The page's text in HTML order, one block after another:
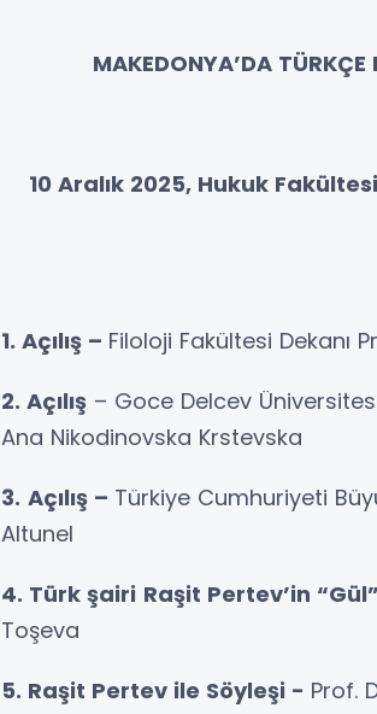
MAKEDONYA’DA
10 Aralık 2025, Hukuk
1. Açılış – Filoloji Fakültesi Dekanı
2. Açılış – Goce Delcev
Ana Nikodinovska Krstevska
3. Açılış – Türkiye Cumhuriyeti
Altunel
4. Türk şairi Raşit Pertev’in
Toşeva
5. Raşit Pertev ile Söyleşi - Prof.